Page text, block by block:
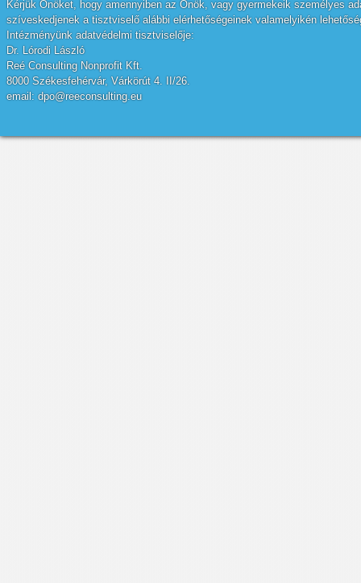
Kérjük Önöket, hogy amennyiben az Önök, vagy gyermekeik személyes
szíveskedjenek a tisztviselő alábbi elérhetőségeinek valamelyikén
Intézményünk adatvédelmi tisztviselője:
Dr. Lórodi László
Reé Consulting Nonprofit Kft.
8000 Székesfehérvár, Várkörút 4. II/26.
email: dpo@reeconsulting.eu